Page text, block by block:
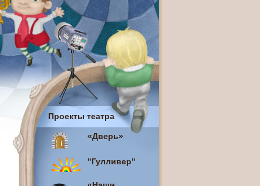
Проекты театра
«Дверь»
"Гулливер"